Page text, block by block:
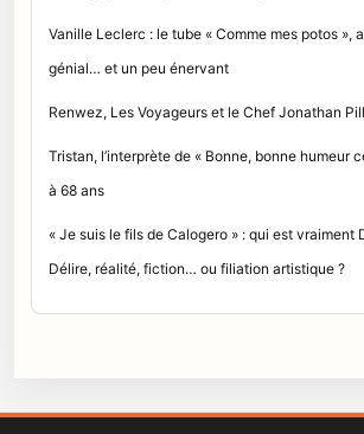
Vanille Leclerc : le tube « Comme mes potos »,
génial… et un peu énervant
Renwez, Les Voyageurs et le Chef Jonathan
Tristan, l’interprète de « Bonne, bonne humeur
à 68 ans
« Je suis le fils de Calogero » : qui est vraiment
Délire, réalité, fiction… ou filiation artistique ?